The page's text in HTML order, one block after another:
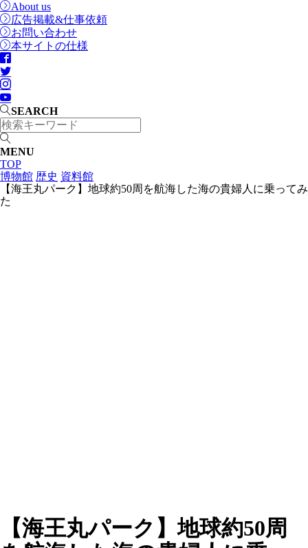
About us
広告掲載&仕事依頼
お問い合わせ
本サイトの仕様
SEARCH
MENU
TOP
博物館 歴史 資料館
【海王丸パーク】地球約50周を航海した海の貴婦人に乗ってみ
た
【海王丸パーク】地球約50周